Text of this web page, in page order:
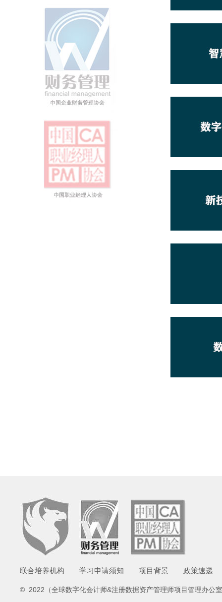
联合培养机构 学习申请须知 项目背景 政策速递
© 2022（全球数字化会计师&注册数据资产管理师项目管理办公